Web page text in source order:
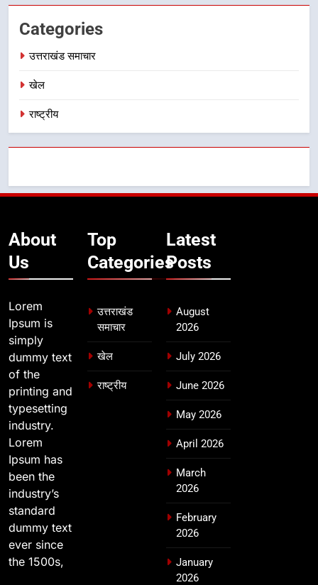
Categories
उत्तराखंड समाचार
खेल
राष्ट्रीय
About
Us
Lorem
Ipsum is
simply
dummy text
of the
printing and
typesetting
industry.
Lorem
Ipsum has
been the
industry’s
standard
dummy text
ever since
the 1500s,
Top
Categories
उत्तराखंड
समाचार
खेल
राष्ट्रीय
Latest
Posts
August
2026
July 2026
June 2026
May 2026
April 2026
March
2026
February
2026
January
2026